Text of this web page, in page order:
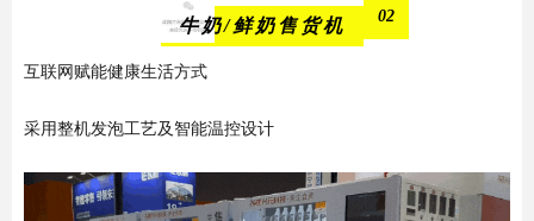
牛奶/鲜奶售货机 02
互联网赋能健康生活方式
采用整机发泡工艺及智能温控设计